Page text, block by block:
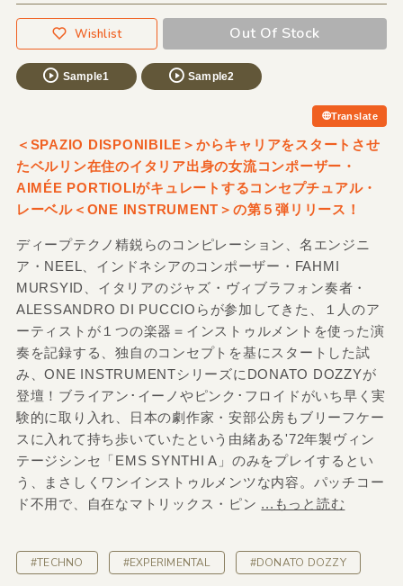
Wishlist Out Of Stock
Sample1 Sample2
Translate
＜SPAZIO DISPONIBILE＞からキャリアをスタートさせ
たベルリン在住のイタリア出身の女流コンポーザー・
AIMÉE PORTIOLIがキュレートするコンセプチュアル・
レーベル＜ONE INSTRUMENT＞の第５弾リリース！
ディープテクノ精鋭らのコンピレーション、名エンジニ
ア・NEEL、インドネシアのコンポーザー・FAHMI
MURSYID、イタリアのジャズ・ヴィブラフォン奏者・
ALESSANDRO DI PUCCIOらが参加してきた、１人のア
ーティストが１つの楽器＝インストゥルメントを使った演
奏を記録する、独自のコンセプトを基にスタートした試
み、ONE INSTRUMENTシリーズにDONATO DOZZYが
登壇！ブライアン･イーノやピンク･フロイドがいち早く実
験的に取り入れ、日本の劇作家・安部公房もブリーフケー
スに入れて持ち歩いていたという由緒ある'72年製ヴィン
テージシンセ「EMS SYNTHI A」のみをプレイするとい
う、まさしくワンインストゥルメンツな内容。パッチコー
ド不用で、自在なマトリックス・ピン ...もっと読む
#TECHNO #EXPERIMENTAL #DONATO DOZZY